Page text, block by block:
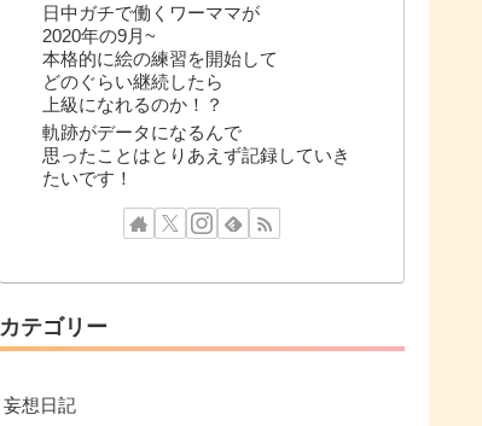
日中ガチで働くワーママが
2020年の9月~
本格的に絵の練習を開始して
どのぐらい継続したら
上級になれるのか！？
軌跡がデータになるんで
思ったことはとりあえず記録していき
たいです！
カテゴリー
妄想日記